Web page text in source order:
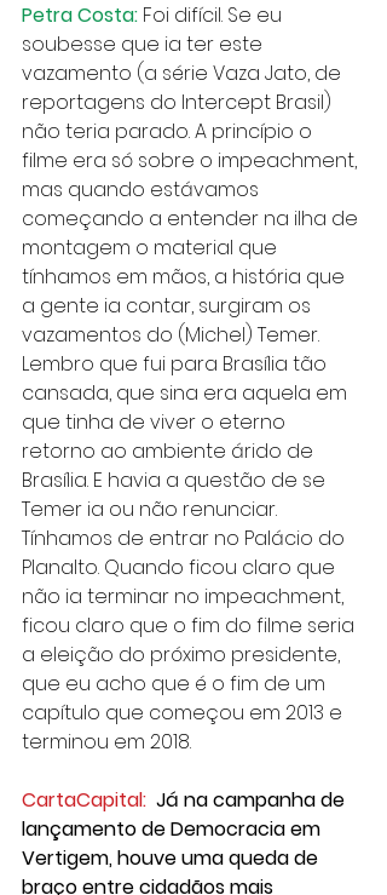
Petra Costa: Foi difícil. Se eu
soubesse que ia ter este
vazamento (a série Vaza Jato, de
reportagens do Intercept Brasil)
não teria parado. A princípio o
filme era só sobre o impeachment,
mas quando estávamos
começando a entender na ilha de
montagem o material que
tínhamos em mãos, a história que
a gente ia contar, surgiram os
vazamentos do (Michel) Temer.
Lembro que fui para Brasília tão
cansada, que sina era aquela em
que tinha de viver o eterno
retorno ao ambiente árido de
Brasília. E havia a questão de se
Temer ia ou não renunciar.
Tínhamos de entrar no Palácio do
Planalto. Quando ficou claro que
não ia terminar no impeachment,
ficou claro que o fim do filme seria
a eleição do próximo presidente,
que eu acho que é o fim de um
capítulo que começou em 2013 e
terminou em 2018.
CartaCapital: Já na campanha de
lançamento de Democracia em
Vertigem, houve uma queda de
braço entre cidadãos mais